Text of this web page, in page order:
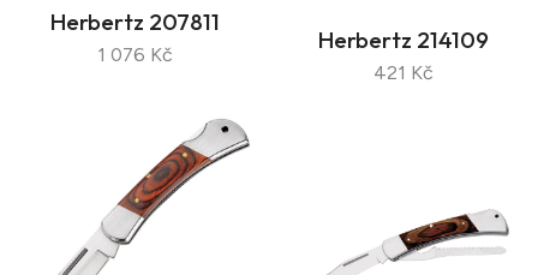
Herbertz 207811
1 076 Kč
Herbertz 214109
421 Kč